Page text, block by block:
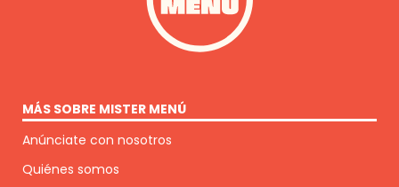
MÁS SOBRE MISTER MENÚ
Anúnciate con nosotros
Quiénes somos